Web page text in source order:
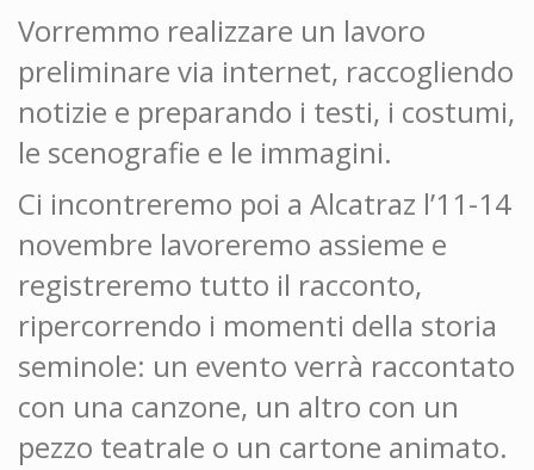
Vorremmo realizzare un lavoro
preliminare via internet, raccogliendo
notizie e preparando i testi, i costumi,
le scenografie e le immagini.
Ci incontreremo poi a Alcatraz l’11-14
novembre lavoreremo assieme e
registreremo tutto il racconto,
ripercorrendo i momenti della storia
seminole: un evento verrà raccontato
con una canzone, un altro con un
pezzo teatrale o un cartone animato.